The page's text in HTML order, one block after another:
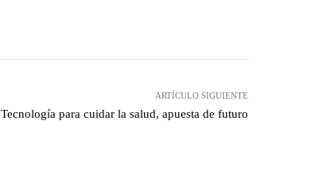
ARTÍCULO SIGUIENTE
Tecnología para cuidar la salud, apuesta de futuro